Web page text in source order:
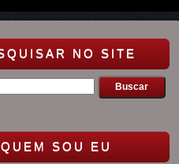
NO SITE
QUEM SOU EU